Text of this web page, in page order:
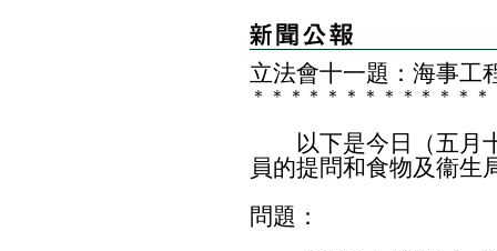
立法會十一題：海事工
＊ ＊ ＊ ＊ ＊ ＊ ＊ ＊ ＊ ＊ ＊ ＊ ＊
以下是今日（五月十
員的提問和食物及衞生
問題：